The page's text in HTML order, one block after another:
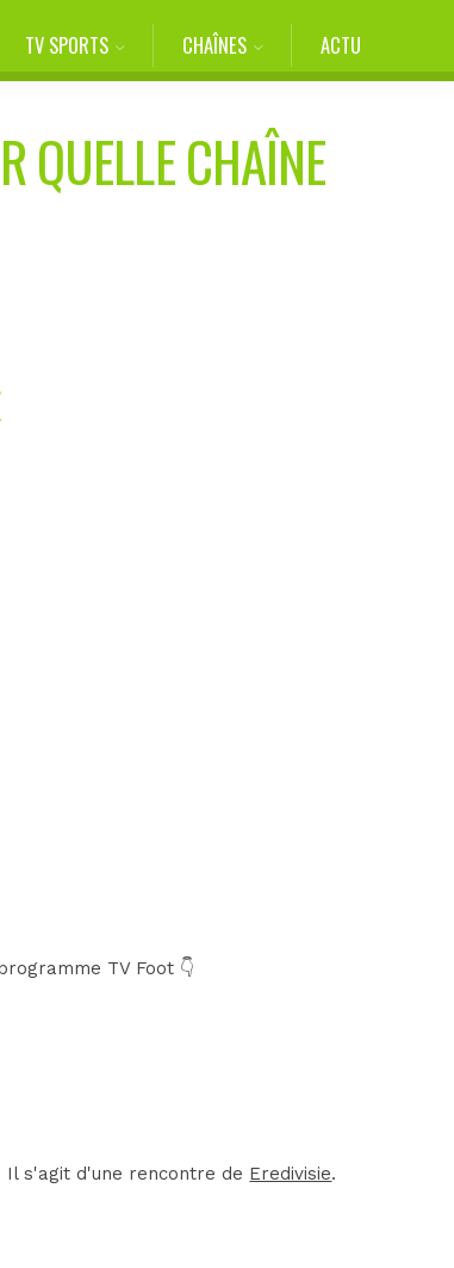
TV SPORTS CHAÎNES ACTU
QUELLE CHAÎNE
TV Foot 👇
Il s'agit d'une rencontre de Eredivisie.